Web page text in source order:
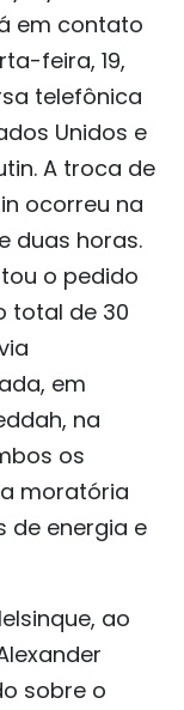
em contato
feira, 19,
telefônica
Unidos e
A troca de
ocorreu na
duas horas.
o pedido
total de 30
em
na
os
moratória
de energia e
ao
sobre o